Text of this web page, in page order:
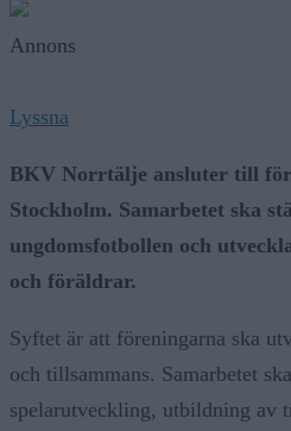
Annons
Lyssna
BKV Norrtälje ansluter till
Stockholm. Samarbetet ska
ungdomsfotbollen och
och föräldrar.
Syftet är att föreningarna ska
och tillsammans. Samarbetet
spelarutveckling, utbildning av